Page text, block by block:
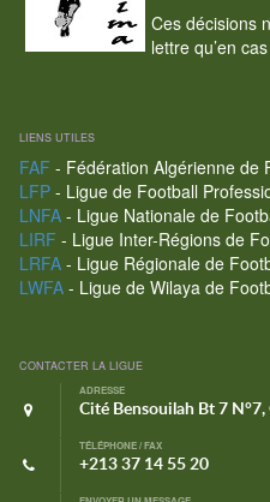
Ces décisions
lettre qu’en
LIENS UTILES
FAF - Fédération Algérienne de
LFP- Ligue de Football
LNFA- Ligue Nationale de
LIRF - Ligue Inter-Régions de
LRFA- Ligue Régionale de
LWFA- Ligue de Wilaya de
CONTACTER LA LIGUE
ADRESSE
Cité Bensouilah Bt 7 N°7,
TÉLÉPHONE / FAX
+213 37 14 55 20